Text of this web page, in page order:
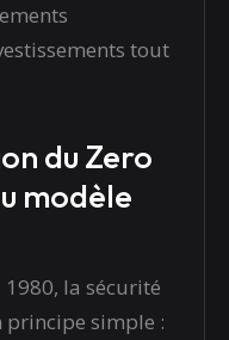
tout
du Zero
modèle
la sécurité
simple :